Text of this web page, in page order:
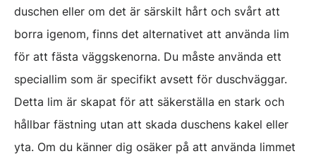
duschen eller om det är särskilt hårt och svårt att
borra igenom, finns det alternativet att använda lim
för att fästa väggskenorna. Du måste använda ett
speciallim som är specifikt avsett för duschväggar.
Detta lim är skapat för att säkerställa en stark och
hållbar fästning utan att skada duschens kakel eller
yta. Om du känner dig osäker på att använda limmet